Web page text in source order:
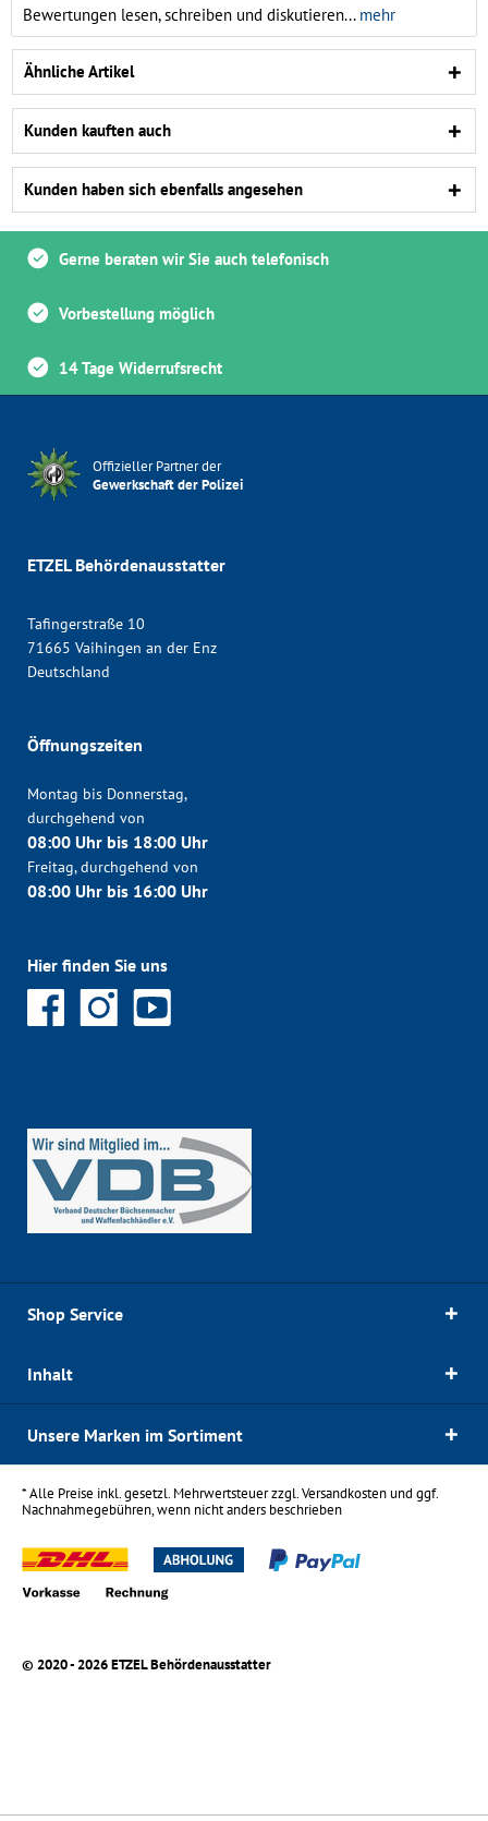
Bewertungen lesen, schreiben und diskutieren...mehr
Ähnliche Artikel
Kunden kauften auch
Kunden haben sich ebenfalls angesehen
Gerne beraten wir Sie auch telefonisch
Vorbestellung möglich
14 Tage Widerrufsrecht
Offizieller Partner der
Gewerkschaft der Polizei
ETZEL Behördenausstatter
Tafingerstraße 10
71665 Vaihingen an der Enz
Deutschland
Öffnungszeiten
Montag bis Donnerstag,
durchgehend von
08:00 Uhr bis 18:00 Uhr
Freitag, durchgehend von
08:00 Uhr bis 16:00 Uhr
Hier finden Sie uns
Shop Service
Inhalt
Unsere Marken im Sortiment
* Alle Preise inkl. gesetzl. Mehrwertsteuer zzgl.Versandkostenund ggf.
Nachnahmegebühren, wenn nicht anders beschrieben
© 2020 - 2026 ETZEL Behördenausstatter